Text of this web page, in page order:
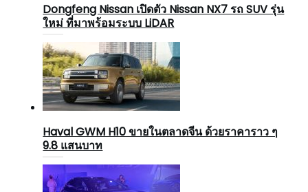
Dongfeng Nissan เปิดตัว Nissan NX7 รถ SUV รุ่น
ใหม่ ที่มาพร้อมระบบ LiDAR
Haval GWM H10 ขายในตลาดจีน ด้วยราคาราว ๆ
9.8 แสนบาท